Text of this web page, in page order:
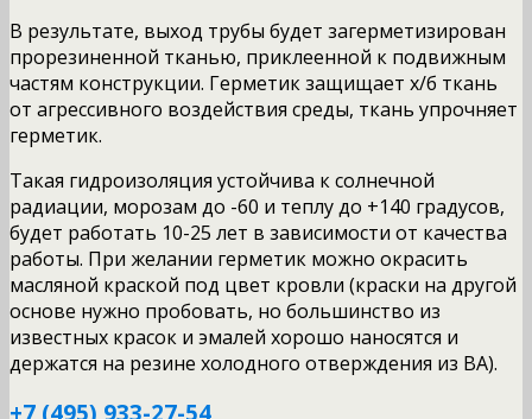
В результате, выход трубы будет загерметизирован
прорезиненной тканью, приклеенной к подвижным
частям конструкции. Герметик защищает х/б ткань
от агрессивного воздействия среды, ткань упрочняет
герметик.
Такая гидроизоляция устойчива к солнечной
радиации, морозам до -60 и теплу до +140 градусов,
будет работать 10-25 лет в зависимости от качества
работы. При желании герметик можно окрасить
масляной краской под цвет кровли (краски на другой
основе нужно пробовать, но большинство из
известных красок и эмалей хорошо наносятся и
держатся на резине холодного отверждения из ВА).
+7 (495) 933-27-54